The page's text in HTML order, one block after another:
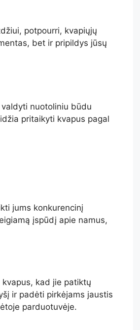
potpourri, kvapiųjų
bet ir pripildys jūsų
nuotoliniu būdu
pritaikyti kvapus pagal
jums konkurencinį
įspūdį apie namus,
kad jie patiktų
ir padėti pirkėjams jaustis
parduotuvėje.